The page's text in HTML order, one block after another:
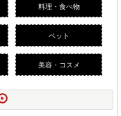
料理・食べ物
ペット
美容・コスメ